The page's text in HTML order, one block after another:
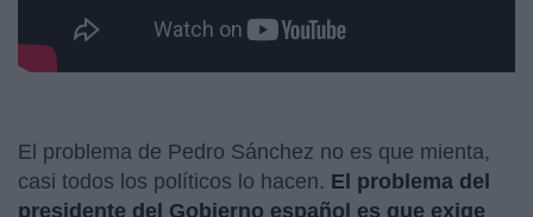
El problema de Pedro Sánchez no es que mienta,
casi todos los políticos lo hacen. El problema del
presidente del Gobierno español es que exige